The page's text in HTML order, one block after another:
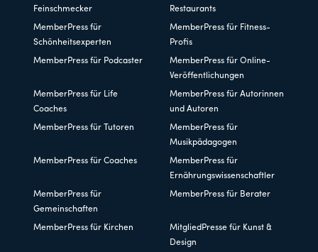
Feinschmecker
Restaurants
MemberPress für
Schönheitsexperten
MemberPress für Fitness-
Profis
MemberPress für Podcaster
MemberPress für Online-
Veröffentlichungen
MemberPress für Life
Coaches
MemberPress für Autorinnen
und Autoren
MemberPress für Tutoren
MemberPress für
Musikpädagogen
MemberPress für Coaches
MemberPress für
Ernährungswissenschaftler
MemberPress für
Gemeinschaften
MemberPress für Berater
MemberPress für Kirchen
MitgliedPresse für Kunst &
Design